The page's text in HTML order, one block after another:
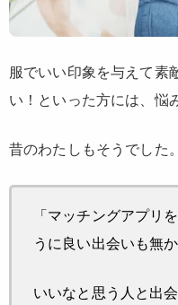
服でいい印象を与えて素
い！といった方には、悩
昔のわたしもそうでした
「マッチングアプリ
うに良い出会いも無か
いいなと思う人と出